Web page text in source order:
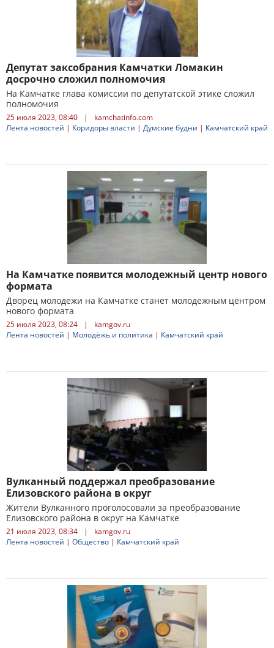
Депутат заксобрания Камчатки Ломакин
досрочно сложил полномочия
На Камчатке глава комиссии по депутатской этике сложил
полномочия
25 июля 2023, 08:40 |
kamchatinfo.com
Лента новостей | Коридоры власти | Думские будни | Камчатский край
На Камчатке появится молодежный центр нового
формата
Дворец молодежи на Камчатке станет молодежным центром
нового формата
25 июля 2023, 08:24 |
kamgov.ru
Лента новостей | Молодёжь и политика | Камчатский край
Вулканный поддержал преобразование
Елизовского района в округ
Жители Вулканного проголосовали за преобразование
Елизовского района в округ на Камчатке
21 июля 2023, 08:34 |
kamgov.ru
Лента новостей | Общество | Камчатский край